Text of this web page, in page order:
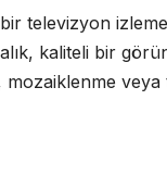
televizyon
kaliteli bir
veya